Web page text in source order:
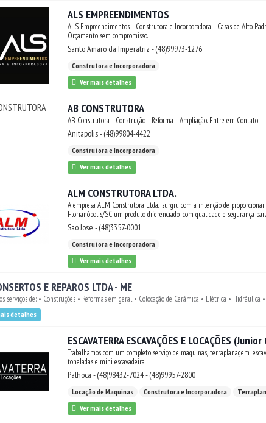
ALS EMPREENDIMENTOS
ALS Empreendimentos - Construtora e Incorporadora - Casas de Alto
Orçamento sem compromisso.
Santo Amaro da Imperatriz - (48)99973-1276
Construtora e Incorporadora
Ver mais detalhes
AB CONSTRUTORA
AB Construtora - Construção - Reforma - Ampliação. Entre em Contato!
Anitapolis - (48)99804-4422
Construtora e Incorporadora
Ver mais detalhes
ALM CONSTRUTORA LTDA.
A empresa ALM Construtora Ltda., surgiu com a intenção de
Florianópolis/SC um produto diferenciado, com qualidade e segurança
dos anos.
Sao Jose - (48)3357-0001
Construtora e Incorporadora
Ver mais detalhes
E REPAROS LTDA - ME
serviços de: • Construções • Reformas em geral • Colocação de Cerâmica • Elétrica • Hidráulica
detalhes
ESCAVATERRA ESCAVAÇÕES E LOCAÇÕES
Trabalhamos com um completo serviço de maquinas, terraplanagem, escavadeira, aterro e limpeza em geral. Escavadeira de 8
toneladas e mini escavadeira.
Palhoca - (48)98432-7024 - (48)99957-2800
Locação de Maquinas Construtora e Incorporadora
Ver mais detalhes